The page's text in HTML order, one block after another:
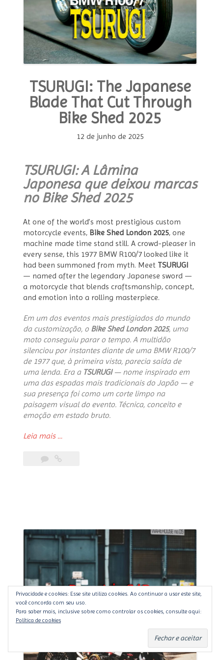
TSURUGI: The Japanese
Blade That Cut Through
Bike Shed 2025
12 de junho de 2025
TSURUGI: A Lâmina
Japonesa que deixou marcas
no Bike Shed 2025
At one of the world’s most prestigious custom
motorcycle events, Bike Shed London 2025, one
machine made time stand still. A crowd-pleaser in
every sense, this 1977 BMW R100/7 looked like it
had been summoned from myth. Meet TSURUGI
— named after the legendary Japanese sword —
a motorcycle that blends craftsmanship, concept,
and emotion into a rolling masterpiece.
Em um dos eventos mais prestigiados do mundo
da customização, o Bike Shed London 2025, uma
moto conseguiu parar o tempo. A multidão
silenciou por instantes diante de uma BMW R100/7
de 1977 que, à primeira vista, parecia saída de
uma lenda. Era a TSURUGI— nome inspirado em
uma das espadas mais tradicionais do Japão — e
sua presença foi como um corte limpo na
paisagem visual do evento. Técnica, conceito e
emoção em estado bruto.
Leia mais “TSURUGI:
Japanese
2025”
…
Privacidade e cookies: Esse site utiliza cookies. Ao continuar a usar este site,
você concorda com seu uso.
Para saber mais, inclusive sobre como controlar os cookies, consulte aqui:
Política de cookies